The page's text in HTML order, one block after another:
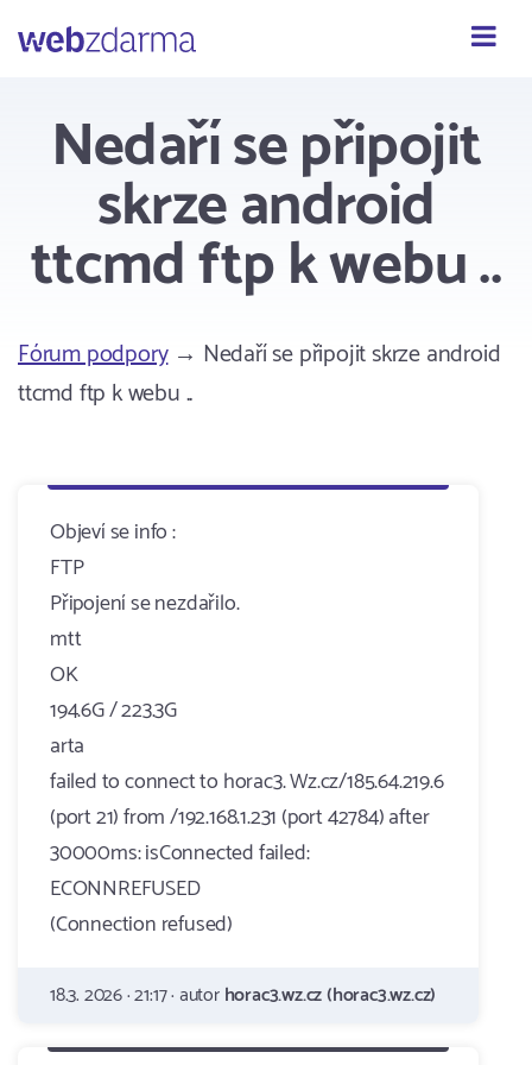
Webzdarma
Nedaří se připojit
skrze android
ttcmd ftp k webu ..
Fórum podpory→ Nedaří se připojit skrze android
ttcmd ftp k webu ..
Objeví se info :
FTP
Připojení se nezdařilo.
mtt
OK
194.6G / 223.3G
arta
failed to connect to horac3. Wz.cz/185.64.219.6
(port 21) from /192.168.1.231 (port 42784) after
30000ms: isConnected failed:
ECONNREFUSED
(Connection refused)
18.3. 2026 · 21:17 · autorhorac3.wz.cz (horac3.wz.cz)